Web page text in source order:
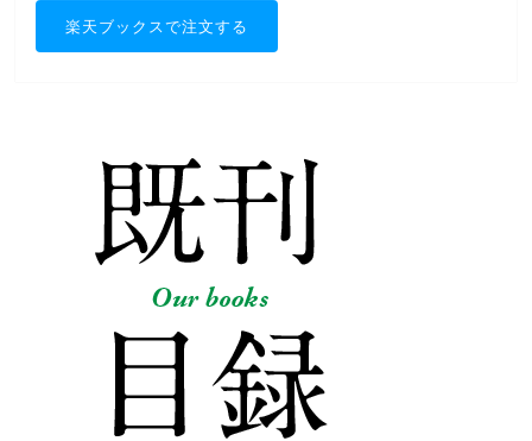
楽天ブックスで注文する